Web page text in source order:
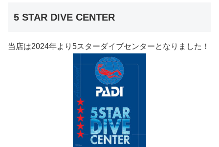
5 STAR DIVE CENTER
当店は2024年より5スターダイブセンターとなりました！